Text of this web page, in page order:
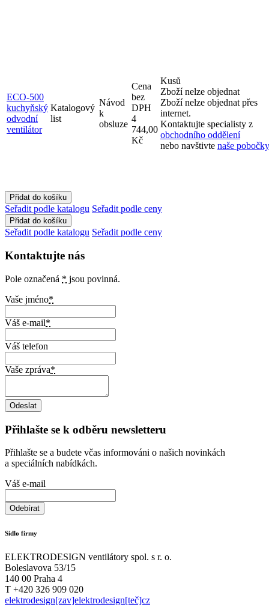
ECO-500
kuchyňský
odvodní
ventilátor
Katalogový
list
Návod
k
obsluze
Cena
bez
DPH
4
744,00
Kč
Kusů
Zboží nelze objednat
Zboží nelze objednat přes
internet.
Kontaktujte specialisty z
obchodního oddělení
nebo navštivte naše pobočky
Seřadit podle katalogu Seřadit podle ceny
Seřadit podle katalogu Seřadit podle ceny
Kontaktujte nás
Pole označená * jsou povinná.
Vaše jméno*
Váš e-mail*
Váš telefon
Vaše zpráva*
Přihlašte se k odběru newsletteru
Přihlašte se a budete včas informováni o našich novinkách
a speciálních nabídkách.
Váš e-mail
Sídlo firmy
ELEKTRODESIGN ventilátory spol. s r. o.
Boleslavova 53/15
140 00 Praha 4
T +420 326 909 020
elektrodesign[zav]elektrodesign[teč]cz